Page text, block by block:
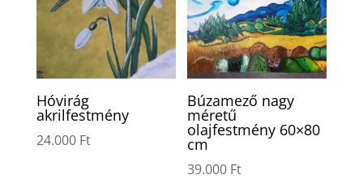
Hóvirág
akrilfestmény
24.000 Ft
Búzamező nagy
méretű
olajfestmény 60×80
cm
39.000 Ft